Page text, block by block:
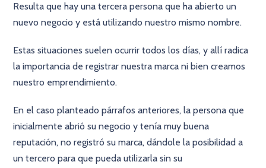
Resulta que hay una tercera persona que ha abierto un
nuevo negocio y está utilizando nuestro mismo nombre.
Estas situaciones suelen ocurrir todos los días, y allí radica
la importancia de registrar nuestra marca ni bien creamos
nuestro emprendimiento.
En el caso planteado párrafos anteriores, la persona que
inicialmente abrió su negocio y tenía muy buena
reputación, no registró su marca, dándole la posibilidad a
un tercero para que pueda utilizarla sin su